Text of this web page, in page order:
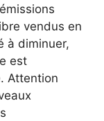
vendus en
à diminuer,
est
Attention